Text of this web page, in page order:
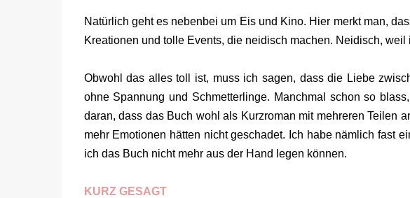
Natürlich geht es nebenbei um Eis und Kino. Hier merkt man,
Kreationen und tolle Events, die neidisch machen. Neidisch,
Obwohl das alles toll ist, muss ich sagen, dass die Liebe
ohne Spannung und Schmetterlinge. Manchmal schon so
daran, dass das Buch wohl als Kurzroman mit mehreren Teilen
mehr Emotionen hätten nicht geschadet. Ich habe nämlich fast
ich das Buch nicht mehr aus der Hand legen können.
KURZ GESAGT